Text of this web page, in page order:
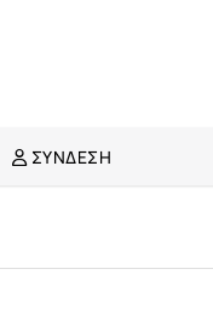
ΣΥΝΔΕΣΗ